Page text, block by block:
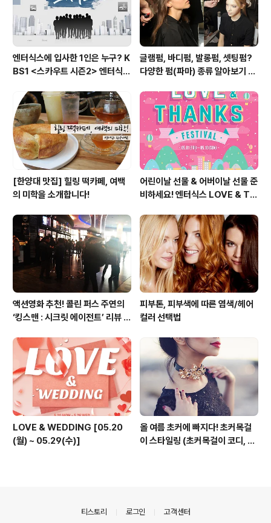
과 별도로 개봉 후 사..
엔터식스에 입사한 1인은 누구? K
BS1 <스카우트 시즌2> 엔터식스
글램펌, 바디펌, 발롱펌, 셋팅펌?
다양한 펌(파마) 종류 알아보기 여
[한양대 맛집] 힐링 떡카페, 여백
의 미학을 소개합니다!
어린이날 선물 & 어버이날 선물 준
비하세요! 엔터식스 LOVE & TH
~ 05.10]
액션영화 추천! 콜린 퍼스 주연의
‘킹스맨 : 시크릿 에이전트’ 리뷰 &
피부톤, 피부색에 따른 염색/헤어
컬러 선택법
LOVE & WEDDING [05.20
(월) ~ 05.29(수)]
올 여름 초커에 빠지다! 초커목걸
이 스타일링 (초커목걸이 코디, 초
티스토리 로그인 고객센터